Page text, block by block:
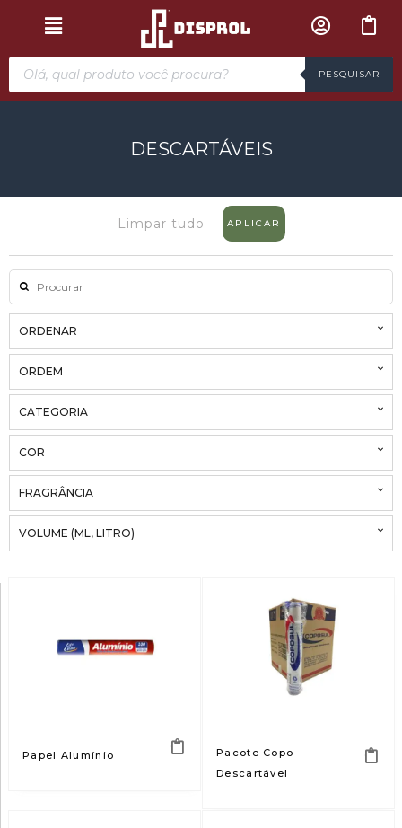
PESQUISAR
DESCARTÁVEIS
Limpar tudo APLICAR
ORDENAR
ORDEM
CATEGORIA
COR
FRAGRÂNCIA
VOLUME (ML, LITRO)
Papel Alumínio
Pacote Copo
Descartável